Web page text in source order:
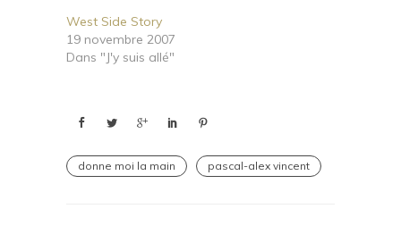
West Side Story
19 novembre 2007
Dans "J'y suis allé"
donne moi la main pascal-alex vincent